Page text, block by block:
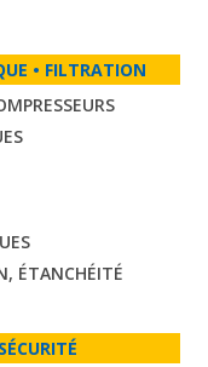
• FILTRATION
ÉTANCHÉITÉ